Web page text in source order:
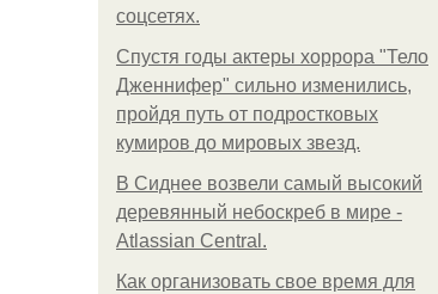
соцсетях.
Спустя годы актеры хоррора "Тело
Дженнифер" сильно изменились,
пройдя путь от подростковых
кумиров до мировых звезд.
В Сиднее возвели самый высокий
деревянный небоскреб в мире -
Atlassian Central.
Как организовать свое время для